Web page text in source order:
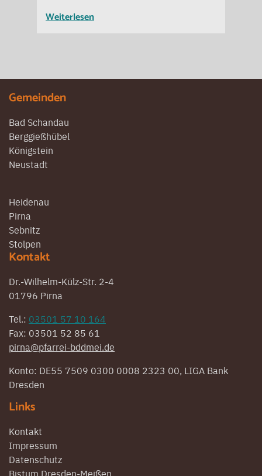
Weiterlesen
Gemeinden
Bad Schandau
Berggießhübel
Königstein
Neustadt
Heidenau
Pirna
Sebnitz
Stolpen
Kontakt
Dr.-Wilhelm-Külz-Str. 2-4
01796 Pirna
Tel.: 03501 57 10 164
Fax: 03501 52 85 61
pirna@pfarrei-bddmei.de
Konto: DE55 7509 0300 0008 2323 00, LIGA Bank
Dresden
Links
Kontakt
Impressum
Datenschutz
Bistum Dresden-Meißen